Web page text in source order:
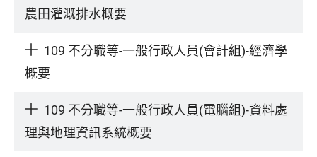
農田灌溉排水概要
109 不分職等-一般行政人員(會計組)-經濟學
概要
109 不分職等-一般行政人員(電腦組)-資料處
理與地理資訊系統概要